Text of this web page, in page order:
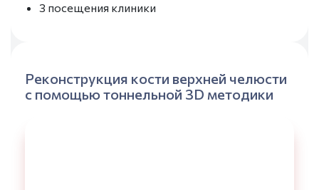
3 посещения клиники
Реконструкция кости верхней челюсти
с помощью тоннельной 3D методики